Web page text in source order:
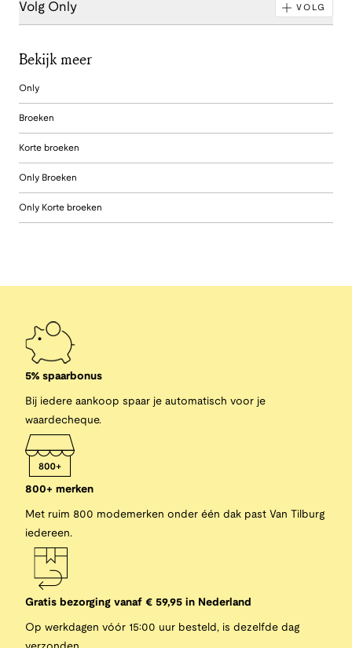
Volg Only VOLG
Bekijk meer
Only
Broeken
Korte broeken
Only Broeken
Only Korte broeken
5% spaarbonus
Bij iedere aankoop spaar je automatisch voor je
waardecheque.
800+ merken
Met ruim 800 modemerken onder één dak past Van Tilburg
iedereen.
Gratis bezorging vanaf € 59,95 in Nederland
Op werkdagen vóór 15:00 uur besteld, is dezelfde dag